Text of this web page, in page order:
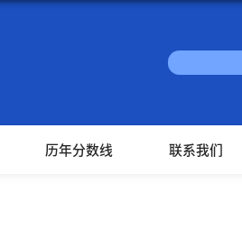
历年分数线 联系我们